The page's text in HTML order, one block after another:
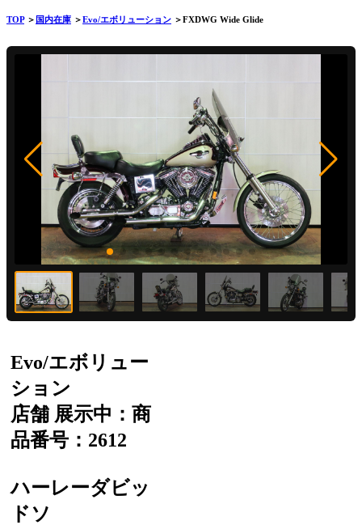
TOP＞ 国内在庫 ＞Evo/エボリューション ＞FXDWG Wide Glide
Evo/エボリュー
ション
店舗 展示中：商
品番号：2612
ハーレーダビッ
ドソ